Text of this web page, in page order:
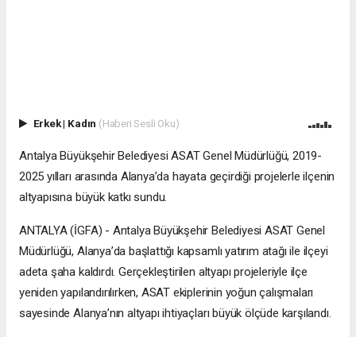
Erkek| Kadın (Haberi Sesli Oku)
Antalya Büyükşehir Belediyesi ASAT Genel Müdürlüğü, 2019-
2025 yılları arasında Alanya’da hayata geçirdiği projelerle ilçenin
altyapısına büyük katkı sundu.
ANTALYA (İGFA) - Antalya Büyükşehir Belediyesi ASAT Genel
Müdürlüğü, Alanya’da başlattığı kapsamlı yatırım atağı ile ilçeyi
adeta şaha kaldırdı. Gerçekleştirilen altyapı projeleriyle ilçe
yeniden yapılandırılırken, ASAT ekiplerinin yoğun çalışmaları
sayesinde Alanya’nın altyapı ihtiyaçları büyük ölçüde karşılandı.